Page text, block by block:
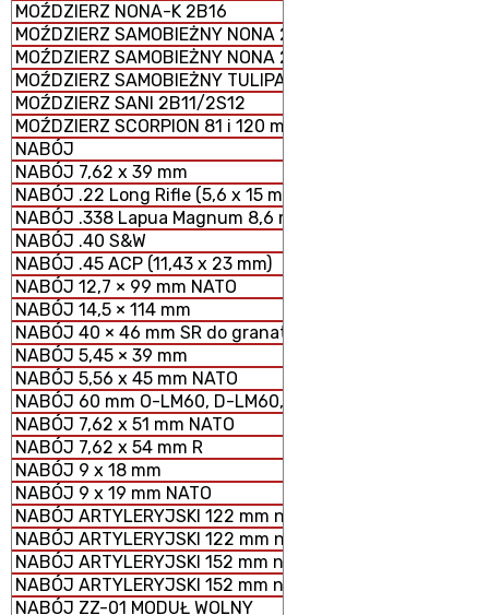
MOŹDZIERZ NONA-K 2B16
MOŹDZIERZ SAMOBIEŻNY NONA 2S23-SWK
MOŹDZIERZ SAMOBIEŻNY NONA 2S9
MOŹDZIERZ SAMOBIEŻNY TULIPAN 2S4
MOŹDZIERZ SANI 2B11/2S12
MOŹDZIERZ SCORPION 81 i 120 mm MODUŁOWY SYSTEM
NABÓJ
NABÓJ 7,62 x 39 mm
NABÓJ .22 Long Rifle (5,6 x 15 mm)
NABÓJ .338 Lapua Magnum 8,6 mm
NABÓJ .40 S&W
NABÓJ .45 ACP (11,43 x 23 mm)
NABÓJ 12,7 × 99 mm NATO
NABÓJ 14,5 × 114 mm
NABÓJ 40 × 46 mm SR do granatników
NABÓJ 5,45 × 39 mm
NABÓJ 5,56 x 45 mm NATO
NABÓJ 60 mm O-LM60, D-LM60, S-LM60 MOŹDZIERZOWY
NABÓJ 7,62 x 51 mm NATO
NABÓJ 7,62 x 54 mm R
NABÓJ 9 x 18 mm
NABÓJ 9 x 19 mm NATO
NABÓJ ARTYLERYJSKI 122 mm nabój HE z ładunkiem
NABÓJ ARTYLERYJSKI 122 mm nabój HE z ładunkiem
NABÓJ ARTYLERYJSKI 152 mm nabój HE z ładunkiem
NABÓJ ARTYLERYJSKI 152 mm nabój HE z ładunkiem
NABÓJ ZZ-01 MODUŁ WOLNY